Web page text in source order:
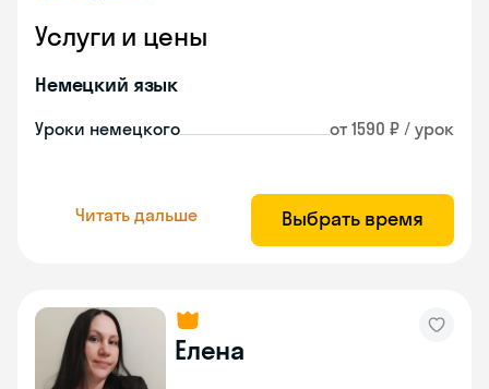
Услуги и цены
Немецкий язык
Уроки немецкого от 1590 ₽ / урок
Читать дальше Выбрать время
Елена